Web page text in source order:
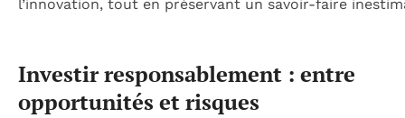
l’innovation, tout en préservant un savoir-faire
Investir responsablement : entre
opportunités et risques